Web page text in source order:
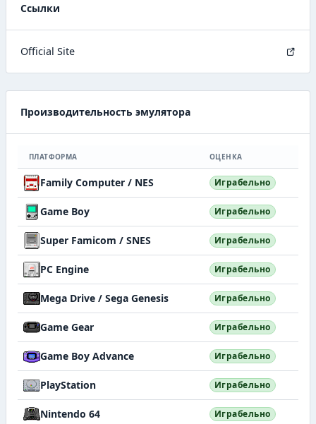
Ссылки
Official Site
Производительность эмулятора
ПЛАТФОРМА ОЦЕНКА
Family Computer / NES Играбельно
Game Boy Играбельно
Super Famicom / SNES Играбельно
PC Engine Играбельно
Mega Drive / Sega Genesis Играбельно
Game Gear Играбельно
Game Boy Advance Играбельно
PlayStation Играбельно
Nintendo 64 Играбельно